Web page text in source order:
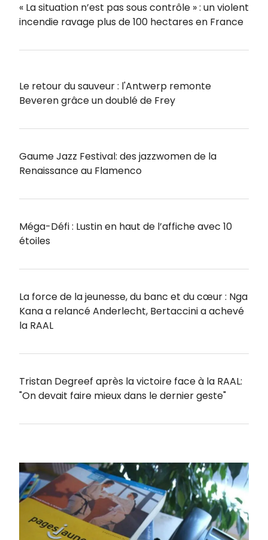
« La situation n’est pas sous contrôle » : un violent
incendie ravage plus de 100 hectares en France
Le retour du sauveur : l'Antwerp remonte
Beveren grâce un doublé de Frey
Gaume Jazz Festival: des jazzwomen de la
Renaissance au Flamenco
Méga-Défi : Lustin en haut de l’affiche avec 10
étoiles
La force de la jeunesse, du banc et du cœur : Nga
Kana a relancé Anderlecht, Bertaccini a achevé
la RAAL
Tristan Degreef après la victoire face à la RAAL:
"On devait faire mieux dans le dernier geste"